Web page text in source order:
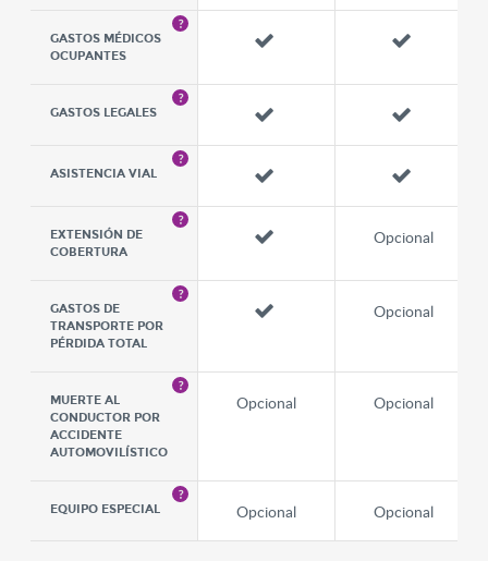
GASTOS MÉDICOS
OCUPANTES
GASTOS LEGALES
ASISTENCIA VIAL
EXTENSIÓN DE
COBERTURA
GASTOS DE
TRANSPORTE POR
PÉRDIDA TOTAL
MUERTE AL
CONDUCTOR POR
ACCIDENTE
AUTOMOVILÍSTICO
EQUIPO ESPECIAL
Opcional
Opcional
Opcional
Opcional
Opcional
Opcional